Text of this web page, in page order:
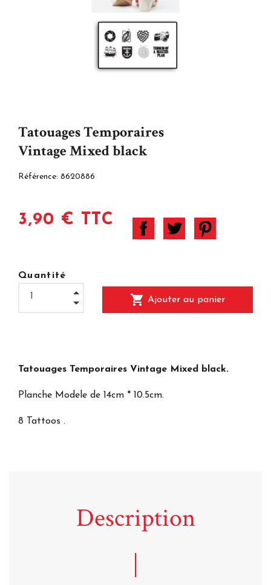
Tatouages Temporaires
Vintage Mixed black
Référence: 8620886
3,90 € TTC
Quantité
shopping_cart Ajouter au panier
Tatouages Temporaires Vintage Mixed black.
Planche Modele de 14cm * 10.5cm.
8 Tattoos .
Description